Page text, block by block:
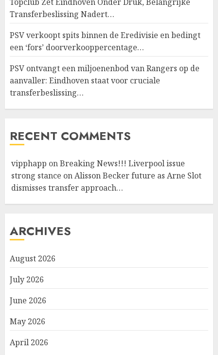
Transferbeslissing Nadert…
PSV verkoopt spits binnen de Eredivisie en bedingt
een ‘fors’ doorverkooppercentage…
PSV ontvangt een miljoenenbod van Rangers op de
aanvaller: Eindhoven staat voor cruciale
transferbeslissing…
RECENT COMMENTS
vipphapp onBreaking News!!! Liverpool issue
strong stance on Alisson Becker future as Arne Slot
dismisses transfer approach…
ARCHIVES
August 2026
July 2026
June 2026
May 2026
April 2026